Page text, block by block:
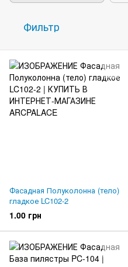
Фильтр
Фасадная Полуколонна (тело)
гладкое LC102-2
1.00 грн